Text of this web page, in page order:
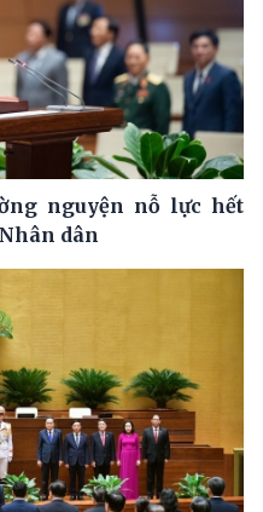
nguyện nỗ lực hết
dân